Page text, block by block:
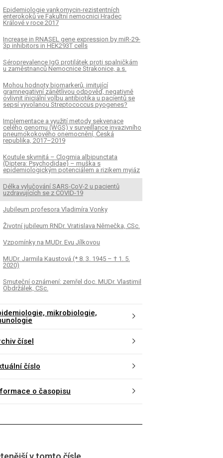
Epidemiologie vankomycin-rezistentních
enterokoků ve Fakultní nemocnici Hradec
Králové v roce 2017
Increase in RNASEL gene expression by miR-29-
3p inhibitors in HEK293T cells
Séroprevalence IgG protilátek proti spalničkám
u zaměstnanců Nemocnice Strakonice, a.s.
Mohou hodnoty biomarkerů, imitující
gramnegativní zánětlivou odpověď, negativně
ovlivnit iniciální volbu antibiotika u pacientů se
sepsí vyvolanou Streptococcus pyogenes?
Implementace a využití metody sekvenace
celého genomu (WGS) v surveillance invazivního
pneumokokového onemocnění, Česká
republika, 2017–2019
Koutule skvrnitá – Clogmia albipunctata
(Diptera: Psychodidae) – muška s
epidemiologickým potenciálem a rizikem myiáz
Délka vylučování SARS-CoV-2 u pacientů
uzdravujících se z COVID-19
Jubileum profesora Vladimíra Vonky
Životní jubileum RNDr. Vratislava Němečka, CSc.
Vzpomínky na MUDr. Evu Jílkovou
MUDr. Jarmila Kaustová (* 8. 3. 1945 – † 1. 5.
2020)
Smuteční oznámení: zemřel doc. MUDr. Vlastimil
Obdržálek, CSc.
mikrobiologie,
čísel
číslo
o časopisu